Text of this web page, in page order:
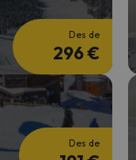
Des de
296 €
Des de